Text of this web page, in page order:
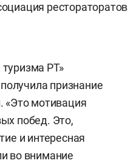
рестораторатов
РТ»
признание
«Это мотивация
побед. Это,
и интересная
во внимание